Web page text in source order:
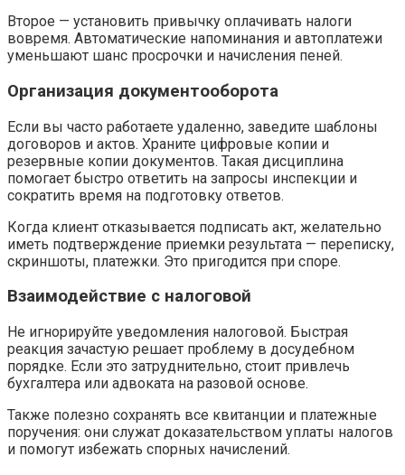
Второе — установить привычку оплачивать налоги
вовремя. Автоматические напоминания и автоплатежи
уменьшают шанс просрочки и начисления пеней.
Организация документооборота
Если вы часто работаете удаленно, заведите шаблоны
договоров и актов. Храните цифровые копии и
резервные копии документов. Такая дисциплина
помогает быстро ответить на запросы инспекции и
сократить время на подготовку ответов.
Когда клиент отказывается подписать акт, желательно
иметь подтверждение приемки результата — переписку,
скриншоты, платежки. Это пригодится при споре.
Взаимодействие с налоговой
Не игнорируйте уведомления налоговой. Быстрая
реакция зачастую решает проблему в досудебном
порядке. Если это затруднительно, стоит привлечь
бухгалтера или адвоката на разовой основе.
Также полезно сохранять все квитанции и платежные
поручения: они служат доказательством уплаты налогов
и помогут избежать спорных начислений.